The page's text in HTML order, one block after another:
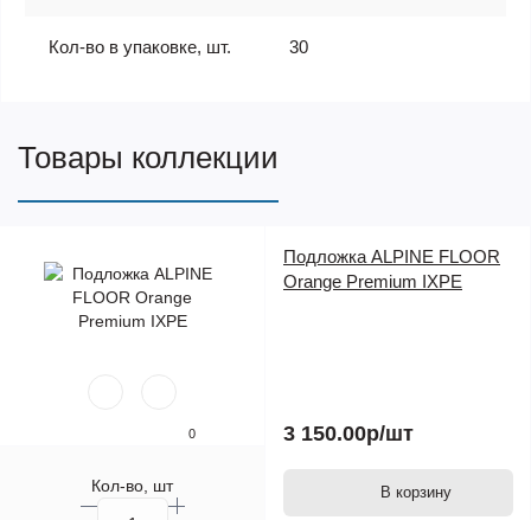
Кол-во в упаковке, шт. 30
Товары коллекции
0
Кол-во, шт
Подложка ALPINE FLOOR
Orange Premium IXPE
3 150.00р/шт
В корзину